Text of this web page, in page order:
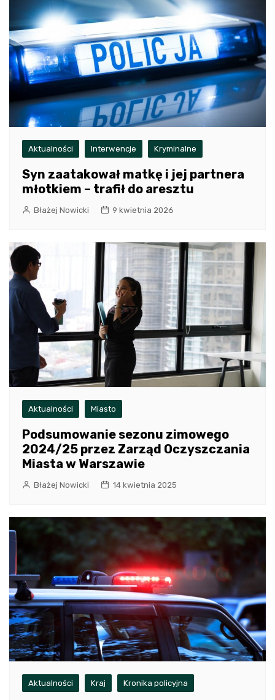
Aktualności Interwencje Kryminalne
Syn zaatakował matkę i jej partnera
młotkiem – trafił do aresztu
Błażej Nowicki 9 kwietnia 2026
Aktualności Miasto
Podsumowanie sezonu zimowego
2024/25 przez Zarząd Oczyszczania
Miasta w Warszawie
Błażej Nowicki 14 kwietnia 2025
Aktualności Kraj Kronika policyjna